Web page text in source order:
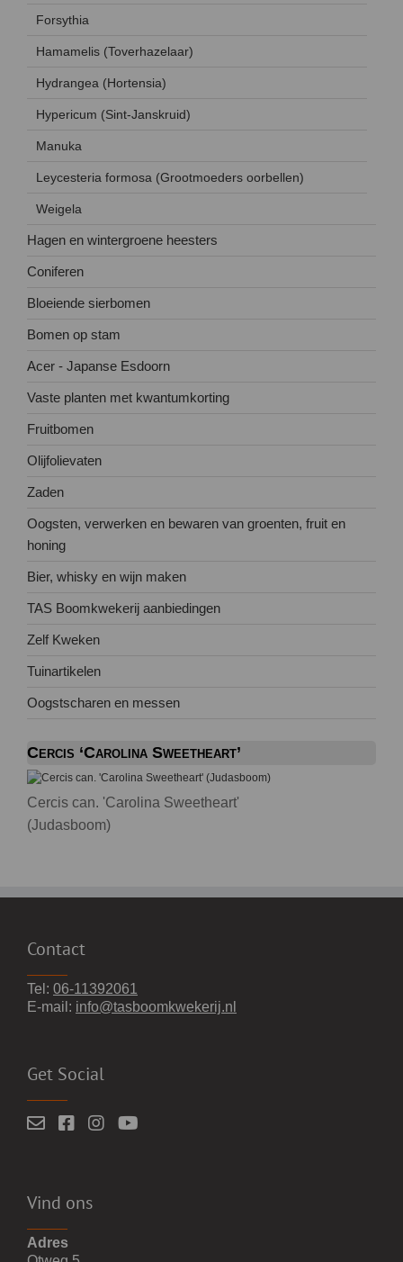
Forsythia
Hamamelis (Toverhazelaar)
Hydrangea (Hortensia)
Hypericum (Sint-Janskruid)
Manuka
Leycesteria formosa (Grootmoeders oorbellen)
Weigela
Hagen en wintergroene heesters
Coniferen
Bloeiende sierbomen
Bomen op stam
Acer - Japanse Esdoorn
Vaste planten met kwantumkorting
Fruitbomen
Olijfolievaten
Zaden
Oogsten, verwerken en bewaren van groenten, fruit en
honing
Bier, whisky en wijn maken
TAS Boomkwekerij aanbiedingen
Zelf Kweken
Tuinartikelen
Oogstscharen en messen
Cercis ‘Carolina Sweetheart’
Cercis can. 'Carolina Sweetheart'
(Judasboom)
Contact
Tel: 06-11392061
E-mail: info@tasboomkwekerij.nl
Get Social
Vind ons
Adres